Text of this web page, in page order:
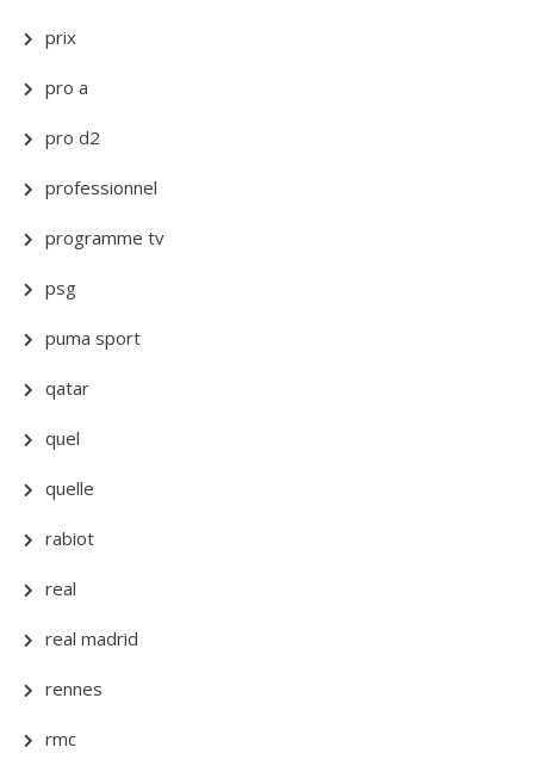
prix
pro a
pro d2
professionnel
programme tv
psg
puma sport
qatar
quel
quelle
rabiot
real
real madrid
rennes
rmc